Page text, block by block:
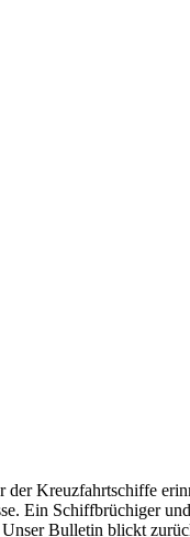
der Kreuzfahrtschiffe
Ein Schiffbrüchiger
Bulletin blickt